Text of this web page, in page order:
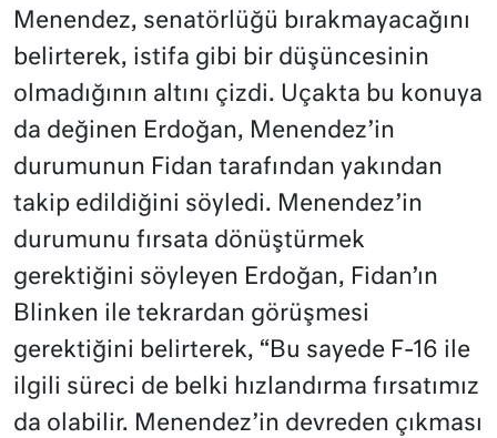
Menendez, senatörlüğü bırakmayacağını
belirterek, istifa gibi bir düşüncesinin
olmadığının altını çizdi. Uçakta bu konuya
da değinen Erdoğan, Menendez’in
durumunun Fidan tarafından yakından
takip edildiğini söyledi. Menendez’in
durumunu fırsata dönüştürmek
gerektiğini söyleyen Erdoğan, Fidan’ın
Blinken ile tekrardan görüşmesi
gerektiğini belirterek, “Bu sayede F-16 ile
ilgili süreci de belki hızlandırma fırsatımız
da olabilir. Menendez’in devreden çıkması